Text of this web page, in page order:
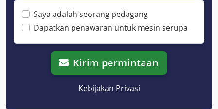
Saya adalah seorang pedagang
Dapatkan penawaran untuk mesin serupa
Kirim permintaan
Kebijakan Privasi